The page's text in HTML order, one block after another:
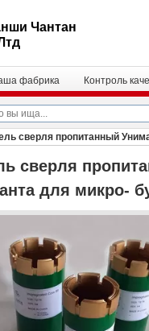
Чантан
фабрика Контроль
сверля пропитанный
сверля
для микро-